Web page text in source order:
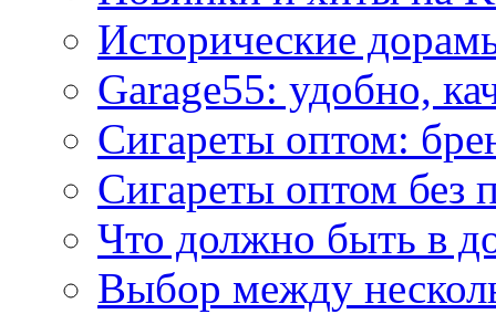
Исторические
Garage55: удобно,
Сигареты оптом:
Сигареты оптом без
Что должно быть в
Выбор между